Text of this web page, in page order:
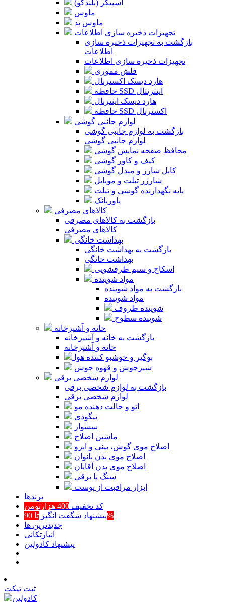
اسپیکر (بلندگو)
ماوس
ماوس پد
تجهیزات ذخیره سازی اطلاعات
بازگشت به تجهیزات ذخیره سازی
اطلاعات
تجهیزات ذخیره سازی اطلاعات
فلش مموری
هارد دیسک اکسترنال
حافظه SSD اینترنتال
هارد دیسک اینترنال
حافظه SSD اکسترنال
لوازم جانبی گوشی
بازگشت به لوازم جانبی گوشی
لوازم جانبی گوشی
محافظ صفحه نمایش گوشی
کیف و کاور گوشی
کابل شارژ و مبدل گوشی
شارژر تبلت و موبایل
پایه نگهدارنده گوشی و تبلت
پاوربانک
کالاهای مصرفی
بازگشت به کالاهای مصرفی
کالاهای مصرفی
بهداشت خانگی
بازگشت به بهداشت خانگی
بهداشت خانگی
اسکاچ و سیم ظرفشویی
مواد شوینده
بازگشت به مواد شوینده
مواد شوینده
شوینده ظروف
شوینده سطوح
خانه و آشپزخانه
بازگشت به خانه و آشپزخانه
خانه و آشپزخانه
بوگیر و خوشبو کننده هوا
شیرجوش و قهوه جوش
لوازم شخصی برقی
بازگشت به لوازم شخصی برقی
لوازم شخصی برقی
اتو و حالت دهنده مو
بیگودی
سشوار
ماشین اصلاح
اصلاح موی گوش، بینی و ابرو
اصلاح موی بدن بانوان
اصلاح موی بدن آقایان
سنگ پا برقی
ابزار مراقبت از پوست
برند‌ها
کد تخفیف 400 هزارتومن
پیشنهاد شگفت انگیزتا 90%
جدیدترین ها
انبارتکانی
پیشنهاد کادولین
ثبت تیکت